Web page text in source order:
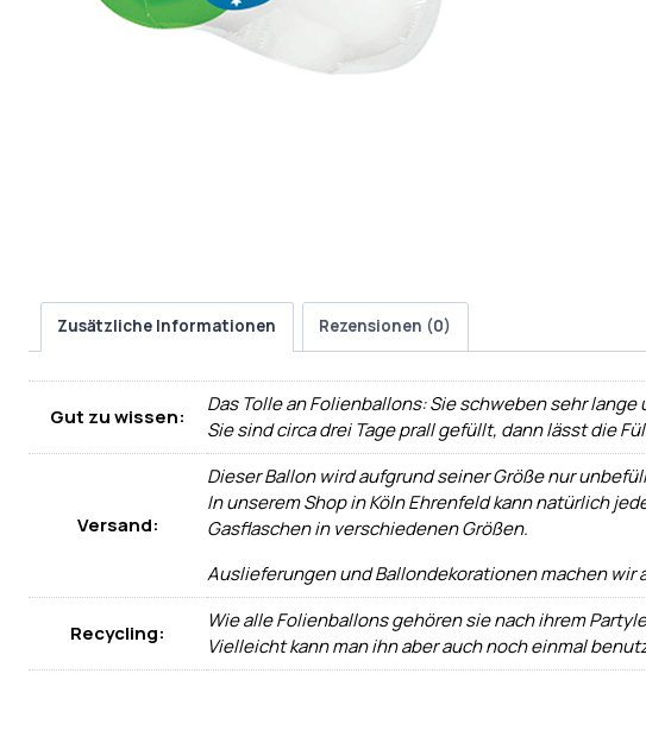
Zusätzliche Informationen Rezensionen (0)
Gut zu wissen:
Das Tolle an Folienballons: Sie schweben sehr
Sie sind circa drei Tage prall gefüllt, dann lässt die
Versand:
Dieser Ballon wird aufgrund seiner Größe nur
In unserem Shop in Köln Ehrenfeld kann natürlich
Gasflaschen in verschiedenen Größen.
Auslieferungen und Ballondekorationen machen wir
Recycling:
Wie alle Folienballons gehören sie nach ihrem
Vielleicht kann man ihn aber auch noch einmal